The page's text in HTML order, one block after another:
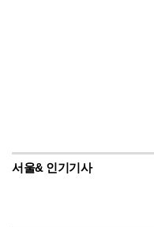
서울& 인기기사